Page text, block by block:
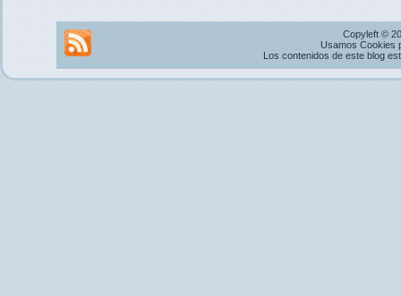
Copyleft ©
Usamos Cookies
Los contenidos de este blog